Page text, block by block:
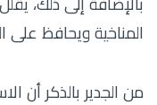
بالإضافة إلى ذلك،
المناخية ويحافظ على
من الجدير بالذكر أن